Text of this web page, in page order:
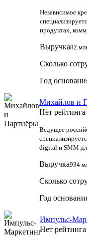
Независимое
продуктах,
Выручка82
Сколько
Год
Михайлов и
Нет рейтинга
Ведущее
digital и SMM
Выручка934
Сколько
Год
Импульс-
Нет рейтинга